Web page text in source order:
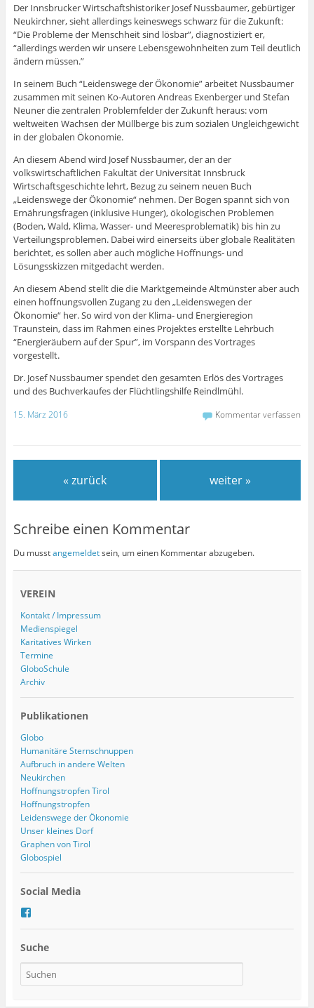
Der Innsbrucker Wirtschaftshistoriker Josef Nussbaumer, gebürtiger
Neukirchner, sieht allerdings keineswegs schwarz für die Zukunft:
“Die Probleme der Menschheit sind lösbar”, diagnostiziert er,
“allerdings werden wir unsere Lebensgewohnheiten zum Teil deutlich
ändern müssen.”
In seinem Buch “Leidenswege der Ökonomie” arbeitet Nussbaumer
zusammen mit seinen Ko-Autoren Andreas Exenberger und Stefan
Neuner die zentralen Problemfelder der Zukunft heraus: vom
weltweiten Wachsen der Müllberge bis zum sozialen Ungleichgewicht
in der globalen Ökonomie.
An diesem Abend wird Josef Nussbaumer, der an der
volkswirtschaftlichen Fakultät der Universität Innsbruck
Wirtschaftsgeschichte lehrt, Bezug zu seinem neuen Buch
„Leidenswege der Ökonomie“ nehmen. Der Bogen spannt sich von
Ernährungsfragen (inklusive Hunger), ökologischen Problemen
(Boden, Wald, Klima, Wasser- und Meeresproblematik) bis hin zu
Verteilungsproblemen. Dabei wird einerseits über globale Realitäten
berichtet, es sollen aber auch mögliche Hoffnungs- und
Lösungsskizzen mitgedacht werden.
An diesem Abend stellt die die Marktgemeinde Altmünster aber auch
einen hoffnungsvollen Zugang zu den „Leidenswegen der
Ökonomie“ her. So wird von der Klima- und Energieregion
Traunstein, dass im Rahmen eines Projektes erstellte Lehrbuch
“Energieräubern auf der Spur”, im Vorspann des Vortrages
vorgestellt.
Dr. Josef Nussbaumer spendet den gesamten Erlös des Vortrages
und des Buchverkaufes der Flüchtlingshilfe Reindlmühl.
15. März 2016 Kommentar verfassen
« zurück weiter »
Schreibe einen Kommentar
Du musstangemeldetsein, um einen Kommentar abzugeben.
VEREIN
Kontakt / Impressum
Medienspiegel
Karitatives Wirken
Termine
GloboSchule
Archiv
Publikationen
Globo
Humanitäre Sternschnuppen
Aufbruch in andere Welten
Neukirchen
Hoffnungstropfen Tirol
Hoffnungstropfen
Leidenswege der Ökonomie
Unser kleines Dorf
Graphen von Tirol
Globospiel
Social Media
f
v
Suche